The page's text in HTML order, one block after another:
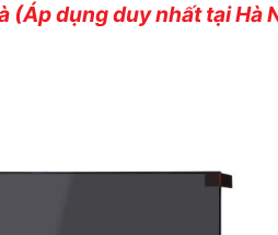
(Áp dụng duy nhất tại Hà